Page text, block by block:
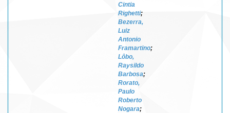
Cintia
Righetti;
Bezerra,
Luiz
Antonio
Framartino;
Lôbo,
Raysildo
Barbosa;
Rorato,
Paulo
Roberto
Nogara;